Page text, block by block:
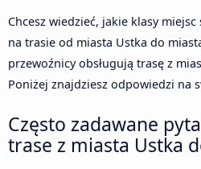
Chcesz wiedzieć, jakie klasy
na trasie od miasta Ustka do
przewoźnicy obsługują trasę z
Poniżej znajdziesz odpowiedzi na
Często zadawane
trase z miasta Ustka